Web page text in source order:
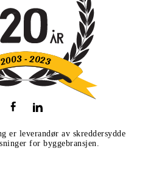
er leverandør av skreddersydde
for byggebransjen.